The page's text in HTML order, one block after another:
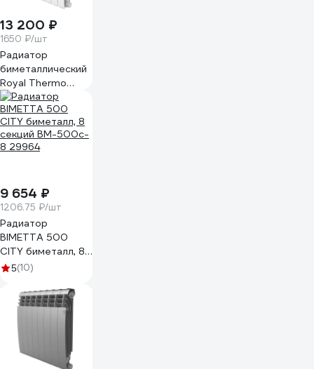
13 200 ₽
1650 ₽/шт
Радиатор
биметаллический
Royal Thermo
Eclipse 500 Белый
- 8 секций
НС-1787938
9 654 ₽
1206.75 ₽/шт
Радиатор
BIMETTA 500
CITY биметалл, 8
секций BM-500c-
5(10)